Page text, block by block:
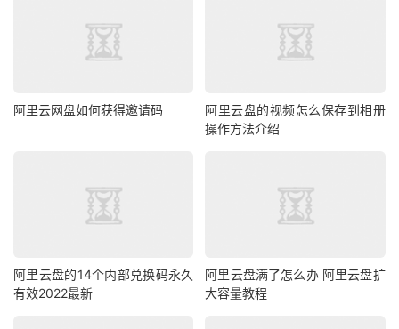
阿里云网盘如何获得邀请码
阿里云盘的视频怎么保存到相册
操作方法介绍
阿里云盘的14个内部兑换码永久
有效2022最新
阿里云盘满了怎么办 阿里云盘扩
大容量教程